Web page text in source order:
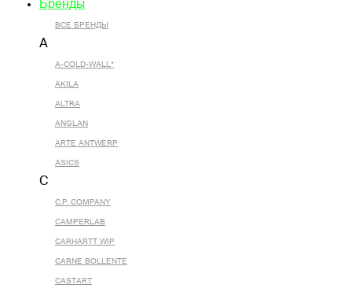
Бренды
ВСЕ БРЕНДЫ
A
A-COLD-WALL*
AKILA
ALTRA
ANGLAN
ARTE ANTWERP
ASICS
C
C.P. COMPANY
CAMPERLAB
CARHARTT WIP
CARNE BOLLENTE
CASTART